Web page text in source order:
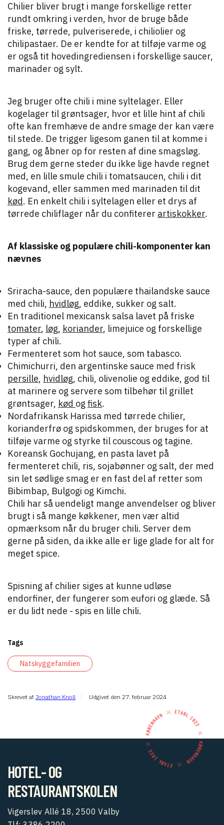
Chilier bliver brugt i mange forskellige retter
rundt omkring i verden, hvor de bruge både
friske, tørrede, pulveriserede, i chiliolier og
chilipastaer. De er kendte for at tilføje varme og
er også tit hovedingrediensen i forskellige saucer,
marinader og sylt.
Jeg bruger ofte chili i mine syltelager. Eller
kogelager til grøntsager, hvor et lille hint af chili
ofte kan fremhæve de andre smage der kan være
til stede. De trigger ligesom ganen til at komme i
gang, og åbner op for resten af dine smagsløg.
Brug dem gerne steder du ikke lige havde regnet
med, en lille smule chili i tomatsaucen, chili i dit
kogevand, eller sammen med marinaden til dit
kød. En enkelt chili i syltelagen eller et drys af
tørrede chiliflager når du confiterer artiskokker.
Af klassiske og populære chili-komponenter kan
nævnes
Sriracha-sauce, den populære thailandske sauce
med chili, hvidløg, eddike, sukker og salt.
En traditionel mexicansk salsa lavet på friske
tomater, løg, koriander, limejuice og forskellige
typer af chili.
Fermenteret som hot sauce, som tabasco.
Chimichurri, den argentinske sauce med frisk
persille, hvidløg, chili, olivenolie og eddike, god til
at marinere og servere som tilbehør til grillet
grøntsager, kød og fisk.
Nordafrikansk Harissa med tørrede chilier,
korianderfrø og spidskommen, der bruges for at
tilføje varme og styrke til couscous og tagine.
Koreansk Gochujang, en pasta lavet på
fermenteret chili, ris, sojabønner og salt, der med
sin let sødlige smag er en fast del af retter som
Bibimbap, Bulgogi og Kimchi.
Chili har så uendeligt mange anvendelser og bliver
brugt i så mange køkkener, men vær altid
opmærksom når du bruger chili. Server dem
gerne på siden, da ikke alle er lige glade for alt for
meget spice.
Spisning af chilier siges at kunne udløse
endorfiner, der fungerer som eufori og glæde. Så
er du lidt nede - spis en lille chili.
Tags
Natskyggefamilien
Skrevet af Jonathan Knoll Udgivet den 27. februar 2024
HOTEL- OG
RESTAURANTSKOLEN
Vigerslev Allé 18, 2500 Valby